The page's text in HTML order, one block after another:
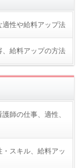
性や給料アップ法
給料アップの方法
師の仕事、適性、
スキル、給料アッ